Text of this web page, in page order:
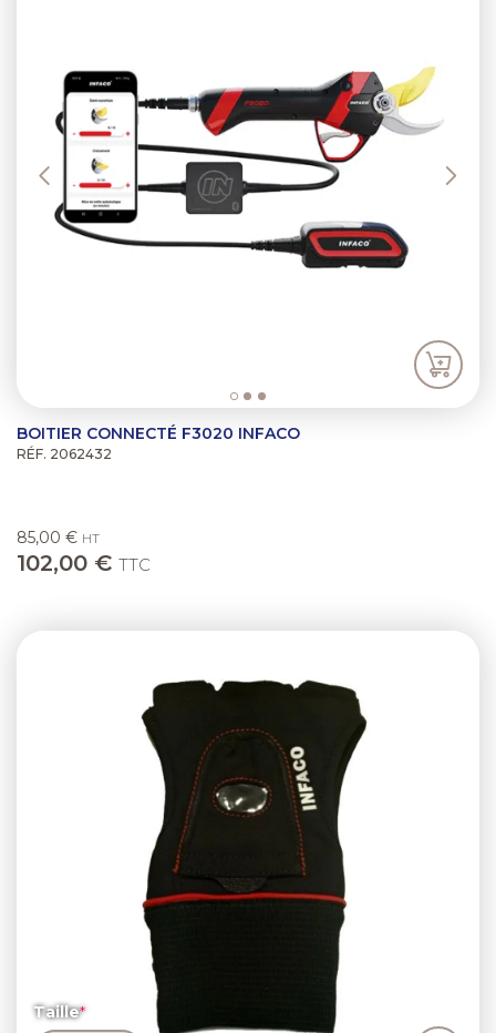
BOITIER CONNECTÉ F3020 INFACO
RÉF. 2062432
85,00 € HT
102,00 € TTC
Taille